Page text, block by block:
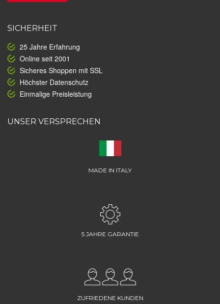
SICHERHEIT
25 Jahre Erfahrung
Online seit 2001
Sicheres Shoppen mit SSL
Höchster Datenschutz
Einmalige Preisleistung
UNSER VERSPRECHEN
MADE IN ITALY
5 JAHRE GARANTIE
ZUFRIEDENE KUNDEN